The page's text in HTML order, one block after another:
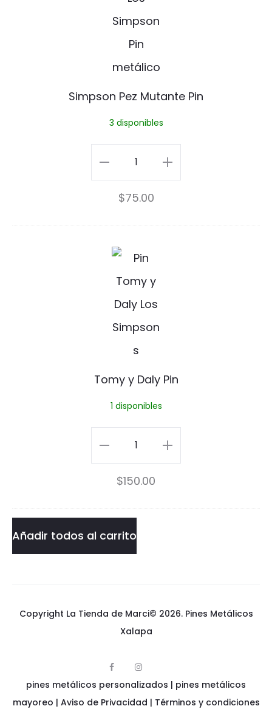
s
o
n
z
u
t
a
e
Simpson Pez Mutante Pin
3 disponibles
Simpson
Pez
Mutante
Pin
cantidad
$75.00
T
o
m
y
y
l
P
i
n
Tomy y Daly Pin
1 disponibles
Tomy
y
Daly
Pin
cantidad
$150.00
Añadir todos al carrito
Copyright La Tienda de Marci© 2026.Pines Metálicos
Xalapa
c
b
s
a
i
e
pines metálicos personalizados | pines metálicos
mayoreo | Aviso de Privacidad | Términos y condiciones